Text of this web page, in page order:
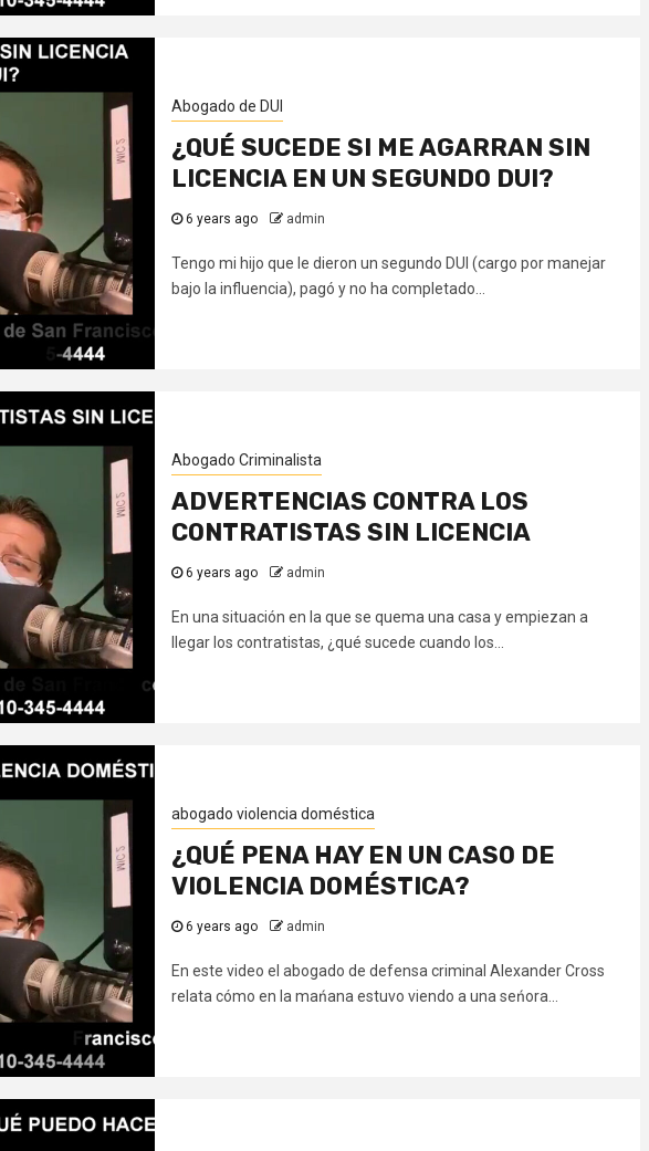
Abogado de DUI
¿QUÉ SUCEDE SI ME AGARRAN SIN
LICENCIA EN UN SEGUNDO DUI?
6 years ago admin
Tengo mi hijo que le dieron un segundo DUI (cargo por manejar
bajo la influencia), pagó y no ha completado...
Abogado Criminalista
ADVERTENCIAS CONTRA LOS
CONTRATISTAS SIN LICENCIA
6 years ago admin
En una situación en la que se quema una casa y empiezan a
llegar los contratistas, ¿qué sucede cuando los...
abogado violencia doméstica
¿QUÉ PENA HAY EN UN CASO DE
VIOLENCIA DOMÉSTICA?
6 years ago admin
En este video el abogado de defensa criminal Alexander Cross
relata cómo en la mańana estuvo viendo a una seńora...